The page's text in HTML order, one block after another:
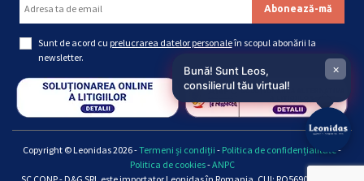
Sunt de acord cu prelucrarea datelor personaleîn scopul abonării la
newsletter.
Copyright © Leonidas 2026 -Termeni și condiții - Politica de confidențialitate -
Politica de cookies-ANPC
Bună! Sunt Leos,
consilierul tău virtual!
×